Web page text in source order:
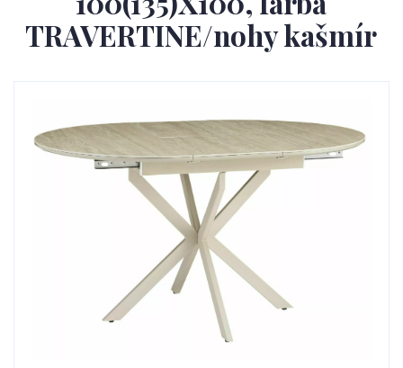
TRAVERTINE/nohy kašmír